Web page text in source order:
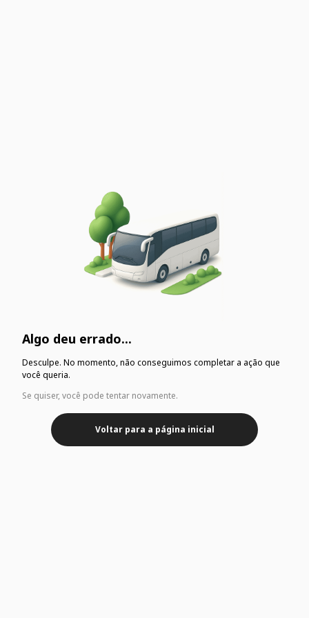
Algo deu errado...
Desculpe. No momento, não conseguimos completar a ação que
você queria.
Se quiser, você pode tentar novamente.
Voltar para a página inicial